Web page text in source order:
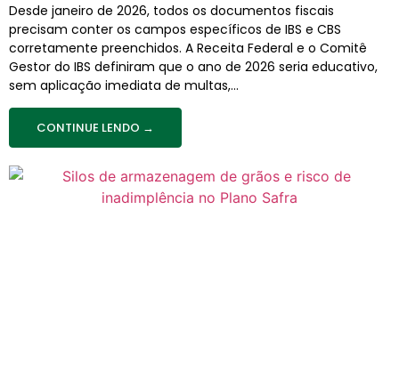
Desde janeiro de 2026, todos os documentos fiscais
precisam conter os campos específicos de IBS e CBS
corretamente preenchidos. A Receita Federal e o Comitê
Gestor do IBS definiram que o ano de 2026 seria educativo,
sem aplicação imediata de multas,...
CONTINUE LENDO →